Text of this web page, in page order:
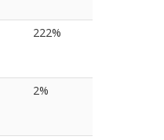
222%
2%